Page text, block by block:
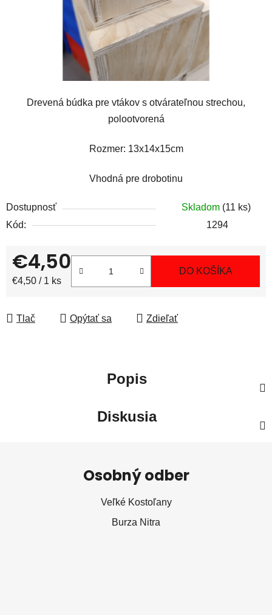
Drevená búdka pre vtákov s otvárateľnou strechou,
polootvorená
Rozmer: 13x14x15cm
Vhodná pre drobotinu
Dostupnosť Skladom (11 ks)
Kód:
1294
€4,50
Jednotková cena:
€4,50 / 1 ks
DO KOŠÍKA
Tlač Opýtať sa Zdieľať
Popis
Diskusia
Osobný odber
Veľké Kostoľany
Burza Nitra